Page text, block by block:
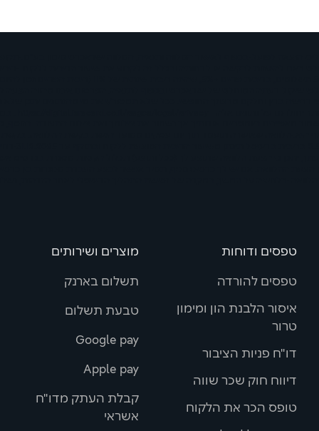
טפסים ודוחות
טפסים להורדה
איסור הלבנת הון ומימון
טרור
דו"ח פניות הציבור
דיווח חוק שכר שווה
טופס הכר את הלקוח
מוצרים ושירותים
תשלום בארנק
טבעת תשלום
Google pay
Apple pay
קבלת העתק מדו"ח
אשראי